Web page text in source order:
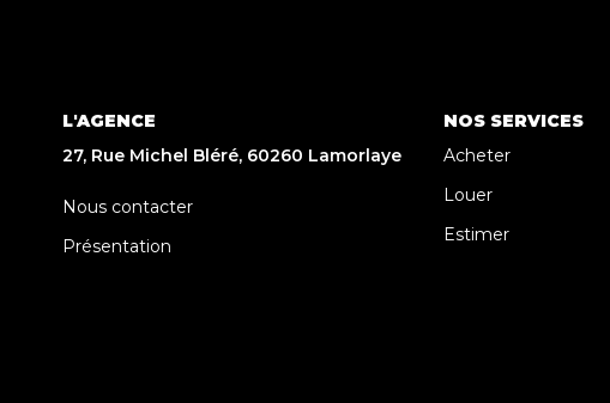
L'AGENCE
27, Rue Michel Bléré, 60260 Lamorlaye
Nous contacter
Présentation
NOS SERVICES
Acheter
Louer
Estimer